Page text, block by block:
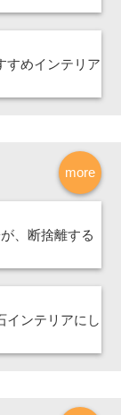
すめインテリア
more
、断捨離する
インテリアにし